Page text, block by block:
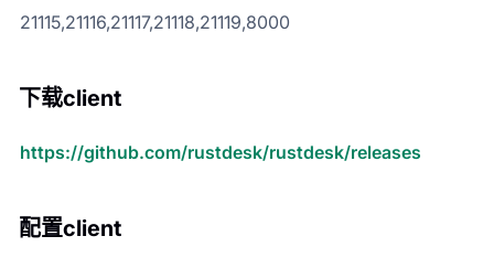
21115,21116,21117,21118,21119,8000
下载client
https://github.com/rustdesk/rustdesk/releases
配置client